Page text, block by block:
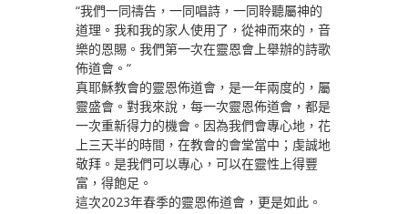
“我們一同禱告，一同唱詩，一同聆聽屬神的
道理。我和我的家人使用了，從神而來的，音
樂的恩賜。我們第一次在靈恩會上舉辦的詩歌
佈道會。“
真耶穌教會的靈恩佈道會，是一年兩度的，屬
靈盛會。對我來說，每一次靈恩佈道會，都是
一次重新得力的機會。因為我們會專心地，花
上三天半的時間，在教會的會堂當中；虔誠地
敬拜。是我們可以專心，可以在靈性上得豐
富，得飽足。
這次2023年春季的靈恩佈道會，更是如此。